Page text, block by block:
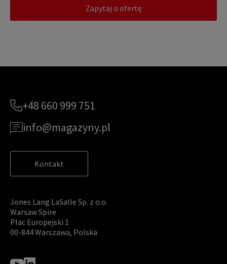
Zapytaj o ofertę
+48 660 999 751
info@magazyny.pl
Kontakt
Jones Lang LaSalle Sp. z o.o.
Warsaw Spire
Plac Europejski 1
00-844 Warszawa, Polska